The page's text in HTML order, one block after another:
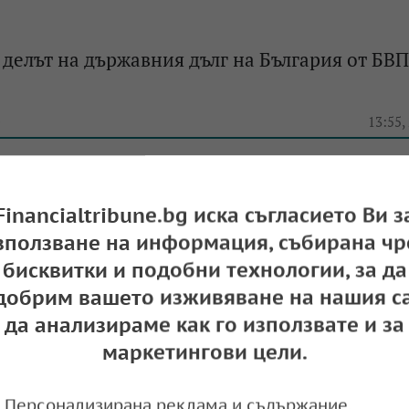
на държавния дълг на България от
България остава с най-ниското ниво на
на покупателна способност
иска съгласието Ви
на информация, събирана
бисквитки и подобни технологии, за да
вашето изживяване на нашия
да анализираме как го използвате и за
маркетингови цели.